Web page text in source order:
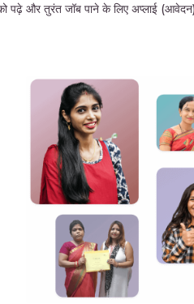
पढ़े और तुरंत जॉब पाने के लिए अप्लाई